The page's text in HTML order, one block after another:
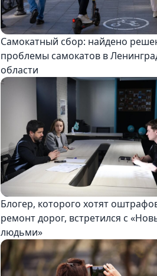
Самокатный сбор: найдено
проблемы самокатов в
области
Блогер, которого хотят
ремонт дорог, встретился с
людьми»